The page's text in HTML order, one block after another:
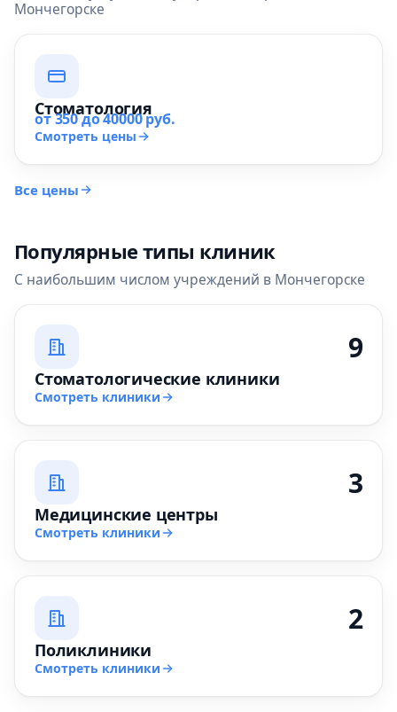
Мончегорске
Стоматология
от 350 до 40000 руб.
Смотреть цены
Все цены
Популярные типы клиник
С наибольшим числом учреждений в Мончегорске
9
Стоматологические клиники
Смотреть клиники
3
Медицинские центры
Смотреть клиники
2
Поликлиники
Смотреть клиники